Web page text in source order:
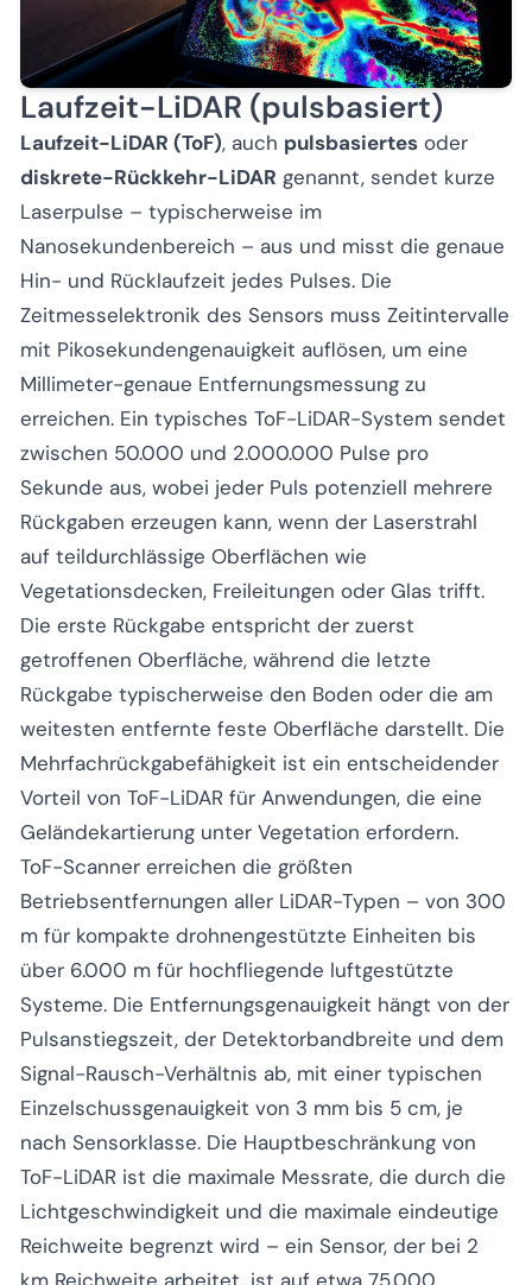
Laufzeit-LiDAR (pulsbasiert)
Laufzeit-LiDAR (ToF), auch pulsbasiertes oder
diskrete-Rückkehr-LiDAR genannt, sendet kurze
Laserpulse – typischerweise im
Nanosekundenbereich – aus und misst die genaue
Hin- und Rücklaufzeit jedes Pulses. Die
Zeitmesselektronik des Sensors muss Zeitintervalle
mit Pikosekundengenauigkeit auflösen, um eine
Millimeter-genaue Entfernungsmessung zu
erreichen. Ein typisches ToF-LiDAR-System sendet
zwischen 50.000 und 2.000.000 Pulse pro
Sekunde aus, wobei jeder Puls potenziell mehrere
Rückgaben erzeugen kann, wenn der Laserstrahl
auf teildurchlässige Oberflächen wie
Vegetationsdecken, Freileitungen oder Glas trifft.
Die erste Rückgabe entspricht der zuerst
getroffenen Oberfläche, während die letzte
Rückgabe typischerweise den Boden oder die am
weitesten entfernte feste Oberfläche darstellt. Die
Mehrfachrückgabefähigkeit ist ein entscheidender
Vorteil von ToF-LiDAR für Anwendungen, die eine
Geländekartierung unter Vegetation erfordern.
ToF-Scanner erreichen die größten
Betriebsentfernungen aller LiDAR-Typen – von 300
m für kompakte drohnengestützte Einheiten bis
über 6.000 m für hochfliegende luftgestützte
Systeme. Die Entfernungsgenauigkeit hängt von der
Pulsanstiegszeit, der Detektorbandbreite und dem
Signal-Rausch-Verhältnis ab, mit einer typischen
Einzelschussgenauigkeit von 3 mm bis 5 cm, je
nach Sensorklasse. Die Hauptbeschränkung von
ToF-LiDAR ist die maximale Messrate, die durch die
Lichtgeschwindigkeit und die maximale eindeutige
Reichweite begrenzt wird – ein Sensor, der bei 2